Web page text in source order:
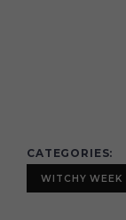
CATEGORIES
WITCHY WEEK